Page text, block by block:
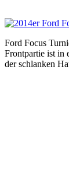
Ford Focus
Frontpartie ist in
der schlanken